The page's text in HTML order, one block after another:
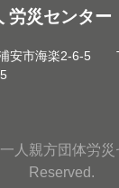
労災センター
安市海楽2-6-5
人親方団体労
Reserved.